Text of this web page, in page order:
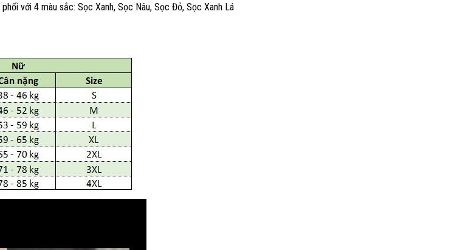
với 4 màu sắc: Sọc Xanh, Sọc Nâu, Sọc Đỏ, Sọc Xanh Lá